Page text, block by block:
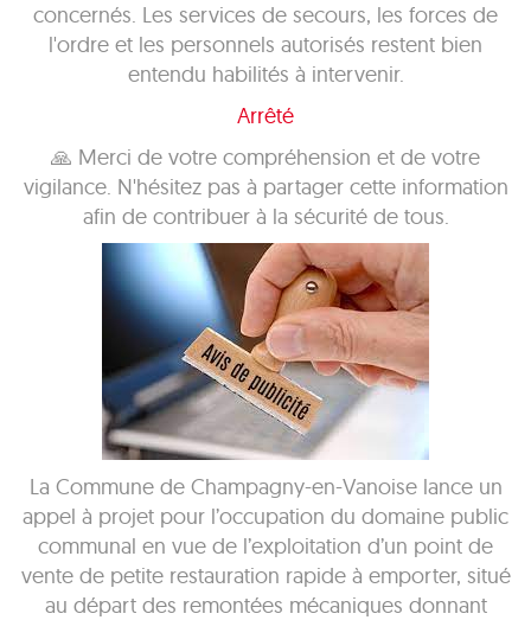
concernés. Les services de secours, les forces de
l'ordre et les personnels autorisés restent bien
entendu habilités à intervenir.
Arrêté
🙏 Merci de votre compréhension et de votre
vigilance. N'hésitez pas à partager cette information
afin de contribuer à la sécurité de tous.
La Commune de Champagny-en-Vanoise lance un
appel à projet pour l’occupation du domaine public
communal en vue de l’exploitation d’un point de
vente de petite restauration rapide à emporter, situé
au départ des remontées mécaniques donnant